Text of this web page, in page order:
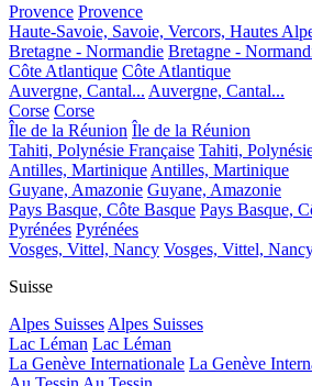
Provence Provence
Haute-Savoie, Savoie, Vercors, Hautes
Bretagne - Normandie Bretagne -
Côte Atlantique Côte Atlantique
Auvergne, Cantal... Auvergne, Cantal...
Corse Corse
Île de la Réunion Île de la Réunion
Tahiti, Polynésie Française Tahiti,
Antilles, Martinique Antilles, Martinique
Guyane, Amazonie Guyane, Amazonie
Pays Basque, Côte Basque Pays Basque,
Pyrénées Pyrénées
Vosges, Vittel, Nancy Vosges, Vittel,
Suisse
Alpes Suisses Alpes Suisses
Lac Léman Lac Léman
La Genève Internationale La Genève